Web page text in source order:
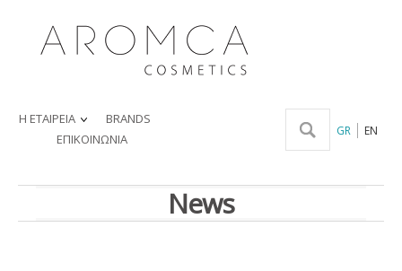
GR EN
Η ΕΤΑΙΡΕΙΑ
BRANDS
ΕΠΙΚΟΙΝΩΝΙΑ
News